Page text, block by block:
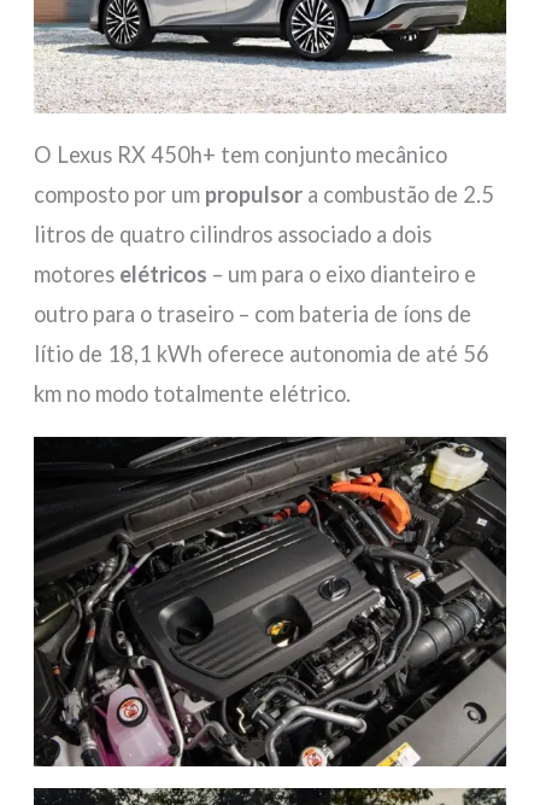
O Lexus RX 450h+ tem conjunto mecânico
composto por um propulsor a combustão de 2.5
litros de quatro cilindros associado a dois
motores elétricos – um para o eixo dianteiro e
outro para o traseiro – com bateria de íons de
lítio de 18,1 kWh oferece autonomia de até 56
km no modo totalmente elétrico.